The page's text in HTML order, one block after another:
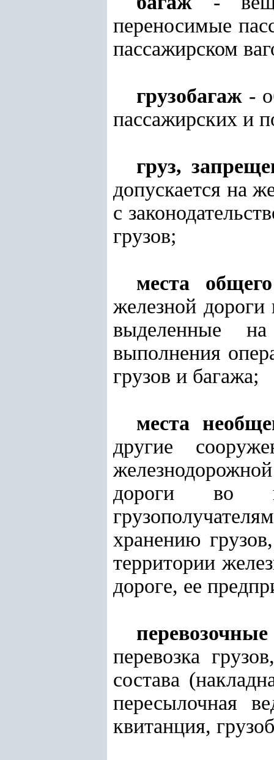
переносимые
пассажирском
грузобагаж -
пассажирских и
груз,
допускается на
с
грузов;
места
железной
выделенные
выполнения
грузов и багажа;
места
другие
дороги во
хранению
территории
дороге, ее
перевозка
состава
пересылочная
квитанция,